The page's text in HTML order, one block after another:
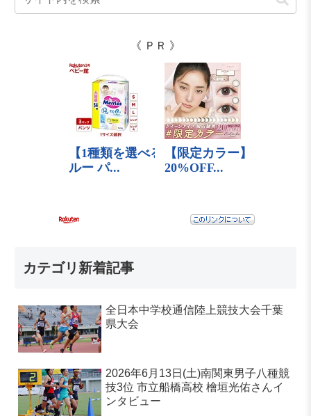
《 ＰＲ 》
カテゴリ新着記事
全日本中学校通信陸上競技大会千葉
県大会
2026年6月13日(土)南関東男子八種競
技3位 市立船橋高校 檜垣光佑さんイ
ンタビュー